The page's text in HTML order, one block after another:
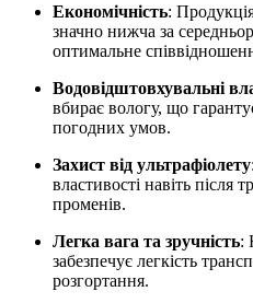
Економічність:
значно нижча за
оптимальне
Водовідштовхувальні
вбирає вологу, що
погодних умов.
Захист від ультрафіолету
властивості навіть після
променів.
Легка вага та зручність:
забезпечує легкість
розгортання.